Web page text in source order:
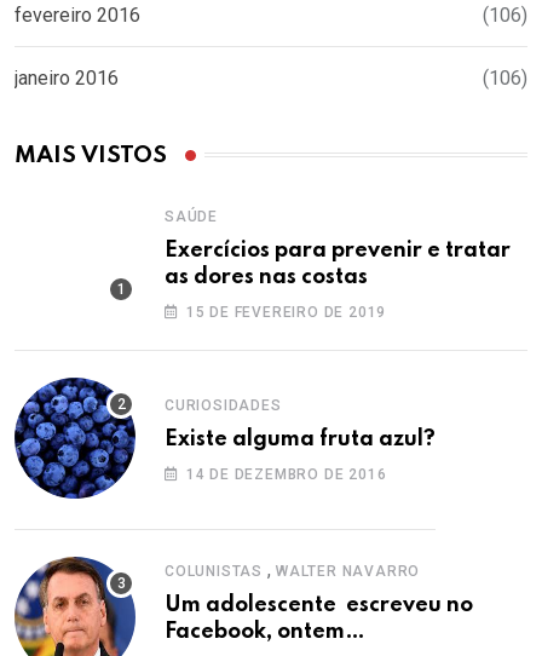
fevereiro 2016 (106)
janeiro 2016 (106)
MAIS VISTOS
SAÚDE
Exercícios para prevenir e tratar
as dores nas costas
15 DE FEVEREIRO DE 2019
CURIOSIDADES
Existe alguma fruta azul?
14 DE DEZEMBRO DE 2016
COLUNISTAS , WALTER NAVARRO
Um adolescente escreveu no
Facebook, ontem…